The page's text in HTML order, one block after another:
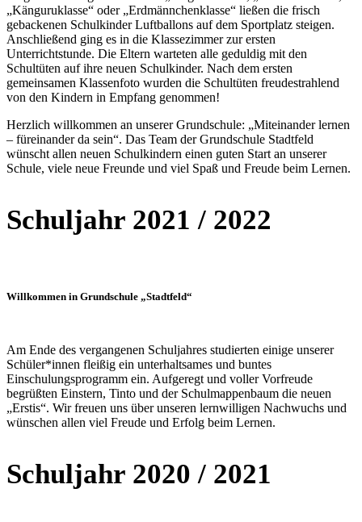
„Känguruklasse“ oder „Erdmännchenklasse“ ließen die frisch
gebackenen Schulkinder Luftballons auf dem Sportplatz steigen.
Anschließend ging es in die Klassezimmer zur ersten
Unterrichtstunde. Die Eltern warteten alle geduldig mit den
Schultüten auf ihre neuen Schulkinder. Nach dem ersten
gemeinsamen Klassenfoto wurden die Schultüten freudestrahlend
von den Kindern in Empfang genommen!
Herzlich willkommen an unserer Grundschule: „Miteinander lernen
– füreinander da sein“. Das Team der Grundschule Stadtfeld
wünscht allen neuen Schulkindern einen guten Start an unserer
Schule, viele neue Freunde und viel Spaß und Freude beim Lernen.
Schuljahr 2021 / 2022
Willkommen in Grundschule „Stadtfeld“
Am Ende des vergangenen Schuljahres studierten einige unserer
Schüler*innen fleißig ein unterhaltsames und buntes
Einschulungsprogramm ein. Aufgeregt und voller Vorfreude
begrüßten Einstern, Tinto und der Schulmappenbaum die neuen
„Erstis“. Wir freuen uns über unseren lernwilligen Nachwuchs und
wünschen allen viel Freude und Erfolg beim Lernen.
Schuljahr 2020 / 2021